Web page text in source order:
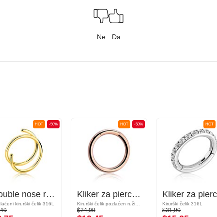
Ne Da
-50%
HOT
Double nose ring (surgical steel, gold, shiny finish)
kirurški čelik 316L
-50%
HOT
Kliker za piercing (kirurški čelik, ružičasto zlato, sjajna završna obrada)
$24,90
HOT
Kirurški čelik 316L
$31,90